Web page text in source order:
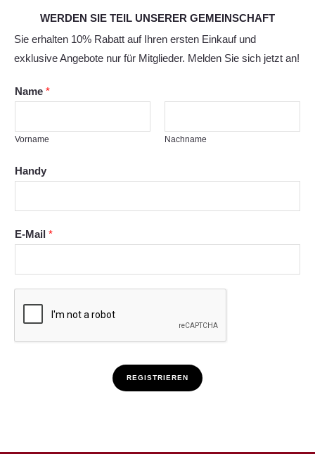
WERDEN SIE TEIL UNSERER GEMEINSCHAFT
Sie erhalten 10% Rabatt auf Ihren ersten Einkauf und
exklusive Angebote nur für Mitglieder. Melden Sie sich jetzt an!
Name *
Vorname Nachname
Handy
E-Mail *
REGISTRIEREN